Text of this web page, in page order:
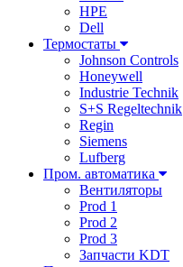
HPE
Dell
Термостаты
Johnson Controls
Honeywell
Industrie Technik
S+S Regeltechnik
Regin
Siemens
Lufberg
Пром. автоматика
Вентиляторы
Prod 1
Prod 2
Prod 3
Запчасти KDT